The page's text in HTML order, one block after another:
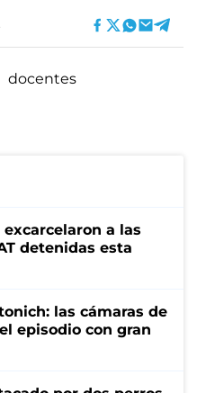
docentes
a las
detenidas esta
las cámaras de
episodio con gran